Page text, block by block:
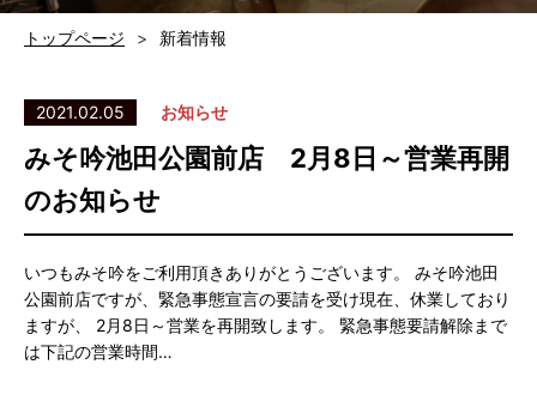
トップページ 新着情報
2021.02.05 お知らせ
みそ吟池田公園前店 2月8日～営業再開
のお知らせ
いつもみそ吟をご利用頂きありがとうございます。 みそ吟池田
公園前店ですが、緊急事態宣言の要請を受け現在、休業しており
ますが、 2月8日～営業を再開致します。 緊急事態要請解除まで
は下記の営業時間…